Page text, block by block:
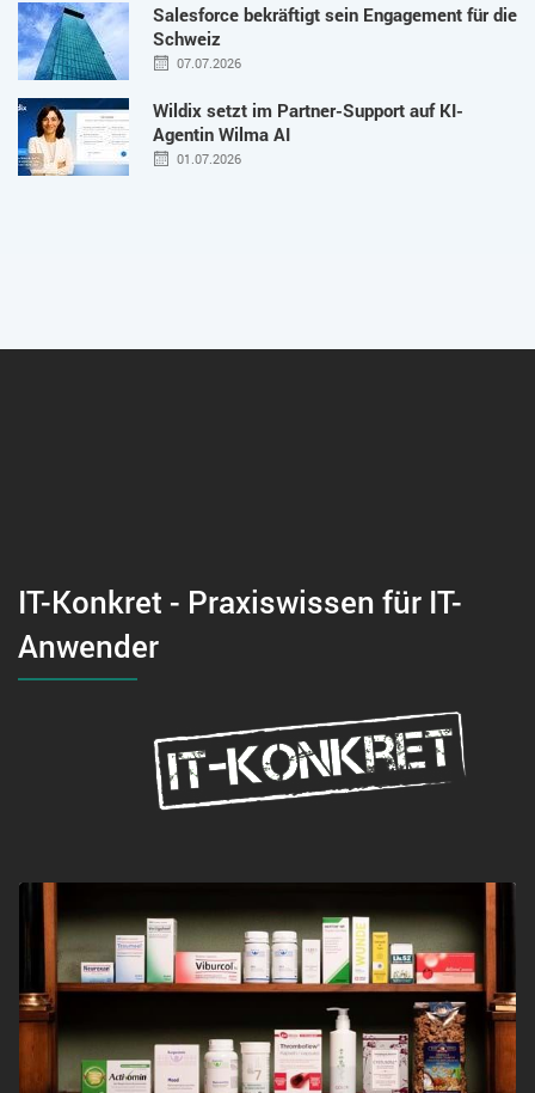
Salesforce bekräftigt sein Engagement für die
Schweiz
07.07.2026
Wildix setzt im Partner-Support auf KI-
Agentin Wilma AI
01.07.2026
IT-Konkret - Praxiswissen für IT-
Anwender